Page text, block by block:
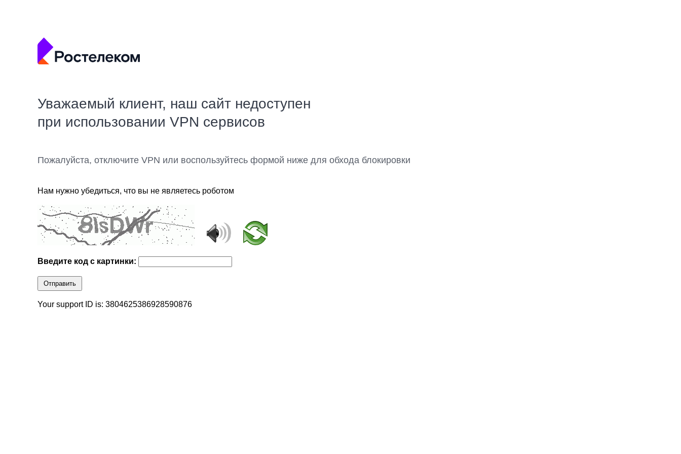
Уважаемый клиент, наш сайт недоступен
при использовании VPN сервисов
Пожалуйста, отключите VPN или воспользуйтесь формой ниже для обхода блокировки
Нам нужно убедиться, что вы не являетесь роботом
Введите код с картинки:
Отправить
Your support ID is: 3804625386928590876